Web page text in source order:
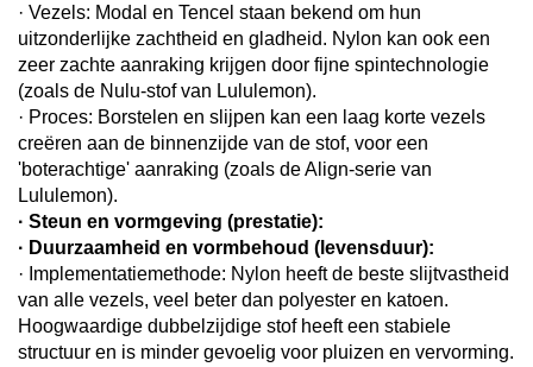
· Vezels: Modal en Tencel staan bekend om hun
uitzonderlijke zachtheid en gladheid. Nylon kan ook een
zeer zachte aanraking krijgen door fijne spintechnologie
(zoals de Nulu-stof van Lululemon).
· Proces: Borstelen en slijpen kan een laag korte vezels
creëren aan de binnenzijde van de stof, voor een
'boterachtige' aanraking (zoals de Align-serie van
Lululemon).
· Steun en vormgeving (prestatie):
· Duurzaamheid en vormbehoud (levensduur):
· Implementatiemethode: Nylon heeft de beste slijtvastheid
van alle vezels, veel beter dan polyester en katoen.
Hoogwaardige dubbelzijdige stof heeft een stabiele
structuur en is minder gevoelig voor pluizen en vervorming.